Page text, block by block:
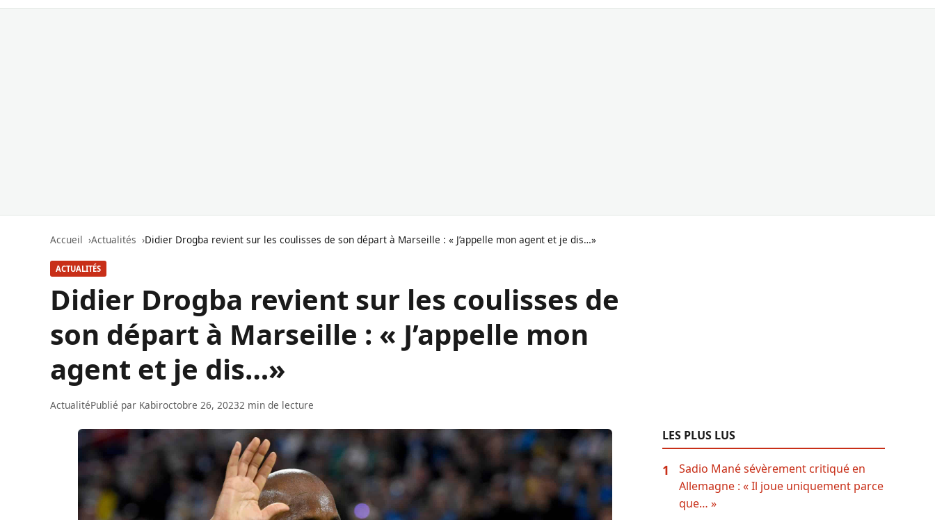
Accueil Actualités Didier Drogba revient sur les coulisses de son départ à Marseille : « J’appelle mon agent et je dis…»
ACTUALITÉS
Didier Drogba revient sur les coulisses de
son départ à Marseille : « J’appelle mon
agent et je dis…»
ActualitéPublié par Kabiroctobre 26, 20232 min de lecture
LES PLUS LUS
1
Sadio Mané sévèrement critiqué en
Allemagne : « Il joue uniquement parce
que… »